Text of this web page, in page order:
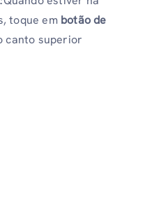
toque em botão de
canto superior